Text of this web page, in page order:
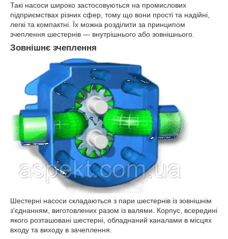
Такі насоси широко застосовуються на промислових
підприємствах різних сфер, тому що вони прості та надійні,
легкі та компактні. Їх можна розділити за принципом
зчеплення шестернів — внутрішнього або зовнішнього.
Зовнішнє зчеплення
Шестерні насоси складаються з пари шестернів із зовнішнім
з'єднанням, виготовлених разом із валями. Корпус, всередині
якого розташовані шестерні, обладнаний каналами в місцях
входу та виходу в зачеплення.